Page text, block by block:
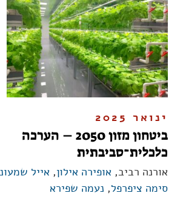
ינואר 2025
ביטחון מזון 2050 – הערכה
כלכלית־סביבתית
אורנה רביב, אופירה אילון, אייל
סימה ציפרפל, נעמה שפירא